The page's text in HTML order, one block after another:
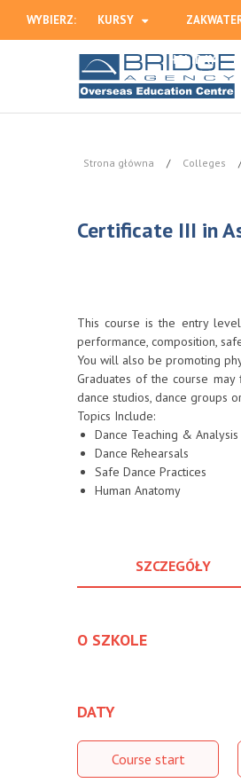
WYBIERZ: KURSY
HOLIDAY
Strona główna / Colleges /
Certificate III in
This course is the entry
performance, composition,
You will also be promoting
Graduates of the course may
dance studios, dance groups
Topics Include:
Dance Teaching & Analysis
Dance Rehearsals
Safe Dance Practices
Human Anatomy
SZCZEGÓŁY
O SZKOLE
DATY
Course start